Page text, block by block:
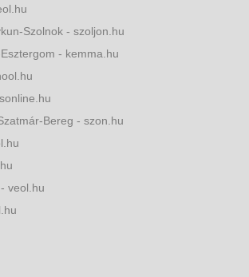
Szolnok - szoljon.hu
- kemma.hu
Bereg - szon.hu
veol.hu